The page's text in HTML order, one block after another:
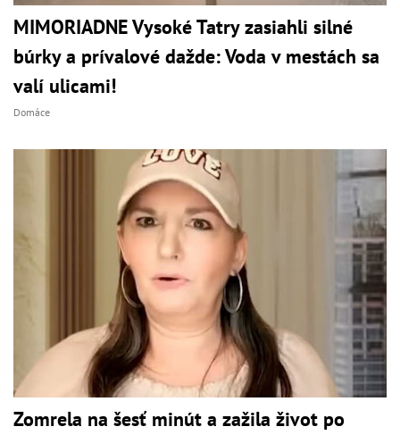
MIMORIADNE Vysoké Tatry zasiahli silné
búrky a prívalové dažde: Voda v mestách sa
valí ulicami!
Domáce
Zomrela na šesť minút a zažila život po